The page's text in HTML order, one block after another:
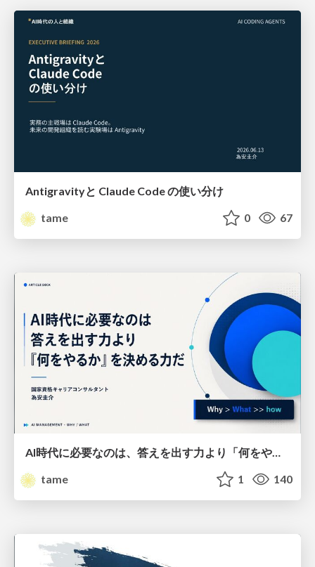
Antigravityと Claude Code の使い分け
tame
0 67
AI時代に必要なのは、答えを出す力より「何をやるか」を決める力だ
tame
1 140